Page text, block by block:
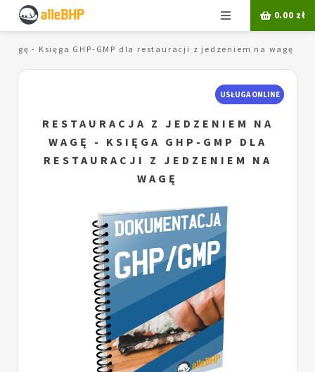
Menu 0.00 zł
- Księga GHP-GMP dla restauracji z jedzeniem na wagę
USŁUGA ONLINE
RESTAURACJA Z JEDZENIEM NA
WAGĘ - KSIĘGA GHP-GMP DLA
RESTAURACJI Z JEDZENIEM NA
WAGĘ